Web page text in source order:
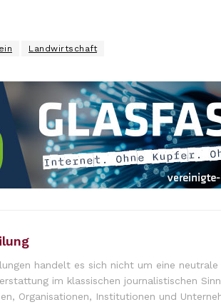
Landwirtschaft
handelt es sich nicht um eine neutrale
im klassischen journalistischen
Organisationen, Institutionen und